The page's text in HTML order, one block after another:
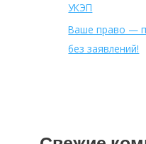
УКЭП
Ваше право —
без заявлений!